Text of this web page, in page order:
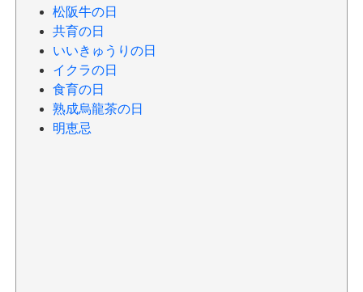
松阪牛の日
共育の日
いいきゅうりの日
イクラの日
食育の日
熟成烏龍茶の日
明恵忌